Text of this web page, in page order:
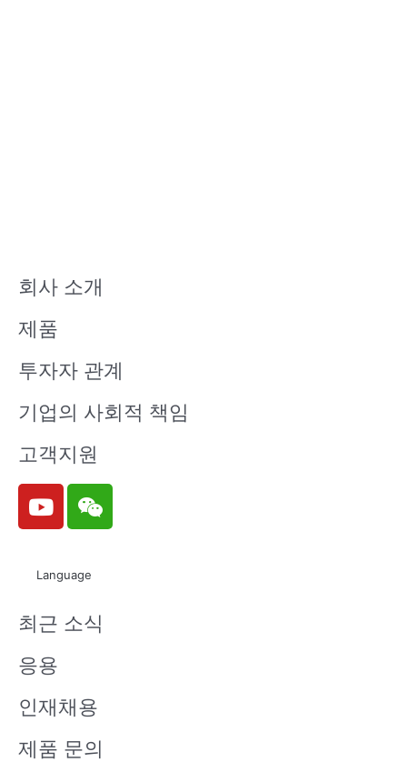
회사 소개
제품
투자자 관계
기업의 사회적 책임
고객지원
Y
o
u
e
W
e
i
n
Language
최근 소식
응용
인재채용
제품 문의